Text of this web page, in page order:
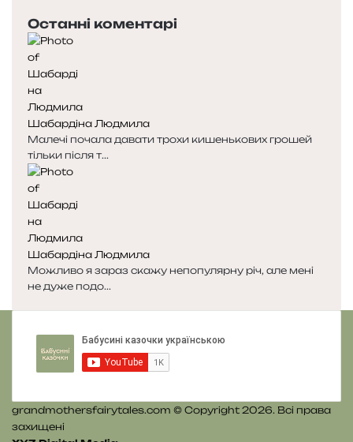
р
е
д
н
я
с
т
о
р
і
н
к
а
т
у
п
н
а
с
т
о
р
і
н
к
а
Останні коментарі
Шабардіна Людмила
Малечі почала давати трохи кишенькових грошей
тільки після т...
Шабардіна Людмила
Можливо я зараз скажу непопулярну річ, але мені
не дуже подо...
grandmothersfairytales.com © Copyright 2026. Всі права
захищені